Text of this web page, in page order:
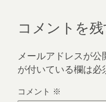
コメントを
メールアドレスが公
が付いている欄は必
コメント ※